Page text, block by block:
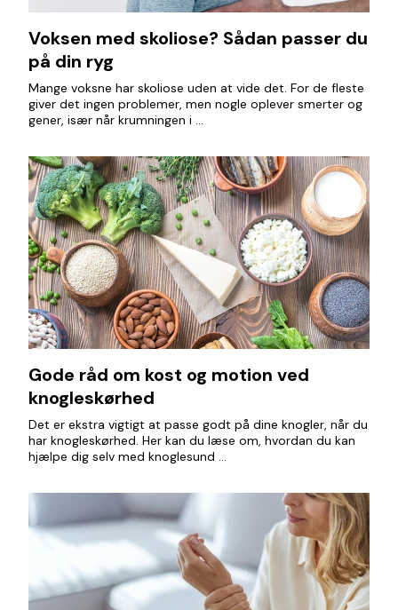
Voksen med skoliose? Sådan passer du
på din ryg
Mange voksne har skoliose uden at vide det. For de fleste
giver det ingen problemer, men nogle oplever smerter og
gener, især når krumningen i ...
Gode råd om kost og motion ved
knogleskørhed
Det er ekstra vigtigt at passe godt på dine knogler, når du
har knogleskørhed. Her kan du læse om, hvordan du kan
hjælpe dig selv med knoglesund ...